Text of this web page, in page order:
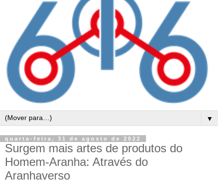
▼
quarta-feira, 31 de agosto de 2022
Surgem mais artes de produtos do
Homem-Aranha: Através do
Aranhaverso